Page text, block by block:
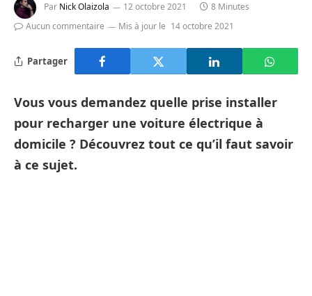
Par Nick Olaizola 12 octobre 2021
8 Minutes
Aucun commentaire
Mis à jour le 14 octobre 2021
Partager
Vous vous demandez quelle prise installer
pour recharger une voiture électrique à
domicile ? Découvrez tout ce qu’il faut savoir
à ce sujet.